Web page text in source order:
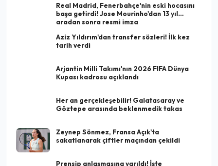
Real Madrid, Fenerbahçe'nin eski hocasını
başa getirdi! Jose Mourinho'dan 13 yıl
aradan sonra resmi imza
Aziz Yıldırım'dan transfer sözleri! İlk kez
tarih verdi
Arjantin Milli Takımı'nın 2026 FIFA Dünya
Kupası kadrosu açıklandı
Her an gerçekleşebilir! Galatasaray ve
Göztepe arasında beklenmedik takas
Zeynep Sönmez, Fransa Açık'ta
sakatlanarak çiftler maçından çekildi
Prensip anlaşmasına varıldı! İşte